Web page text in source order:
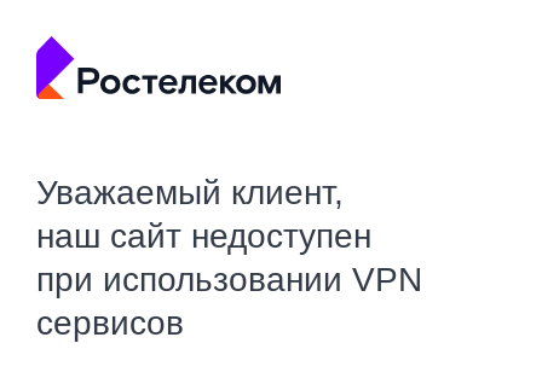
Уважаемый клиент,
наш сайт недоступен
при использовании VPN
сервисов